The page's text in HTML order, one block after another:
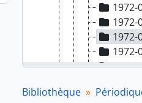
1972-
1972-
1972-
1972-
1972-
1972-
Bibliothèque